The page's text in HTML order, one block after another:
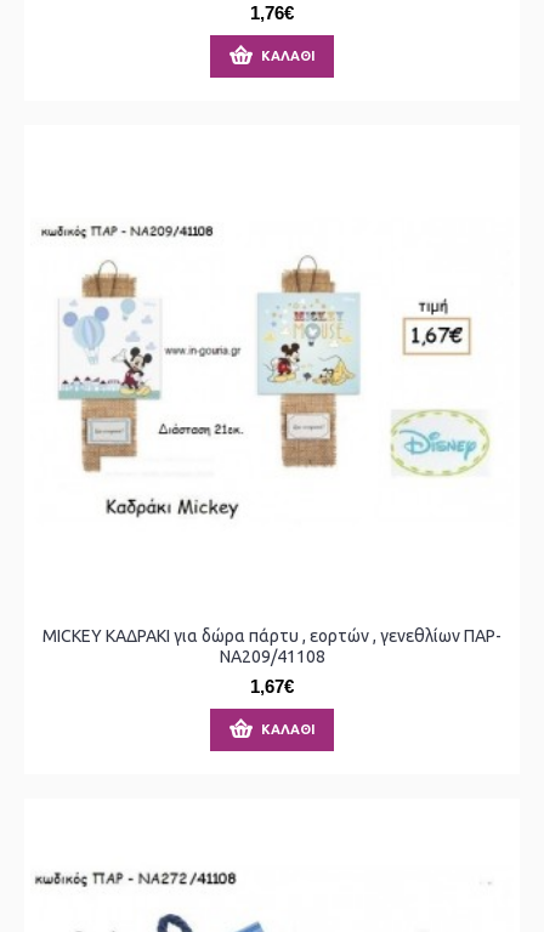
1,76€
ΚΑΛΆΘΙ
MICKEY ΚΑΔΡΑΚΙ για δώρα πάρτυ , εορτών , γενεθλίων ΠΑΡ-
ΝΑ209/41108
1,67€
ΚΑΛΆΘΙ